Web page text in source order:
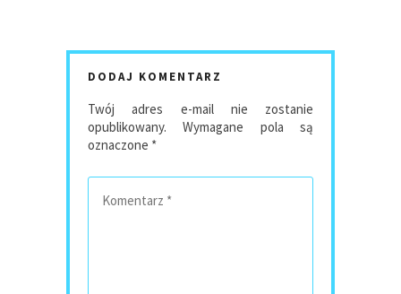
DODAJ KOMENTARZ
Twój adres e-mail nie zostanie
opublikowany.
Wymagane pola są
oznaczone *